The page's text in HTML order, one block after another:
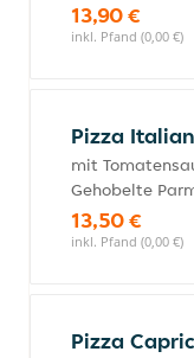
13,90 €
inkl. Pfand (0,00 €)
Pizza
mit
Gehobelte
13,50 €
inkl. Pfand (0,00 €)
Pizza